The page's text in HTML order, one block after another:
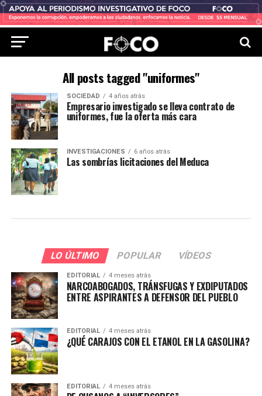
All posts tagged "uniformes"
SOCIEDAD 4 años atrás
Empresario investigado se lleva contrato de
uniformes, fue la oferta más cara
INVESTIGACIONES 6 años atrás
Las sombrías licitaciones del Meduca
LO ÚLTIMO POPULAR VÍDEOS
EDITORIAL 4 meses atrás
NARCOABOGADOS, TRÁNSFUGAS Y EXDIPUTADOS
ENTRE ASPIRANTES A DEFENSOR DEL PUEBLO
EDITORIAL 4 meses atrás
¿QUÉ CARAJOS CON EL ETANOL EN LA GASOLINA?
EDITORIAL 4 meses atrás